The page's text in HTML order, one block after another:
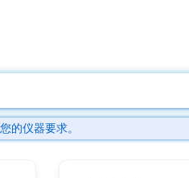
的仪器要求。